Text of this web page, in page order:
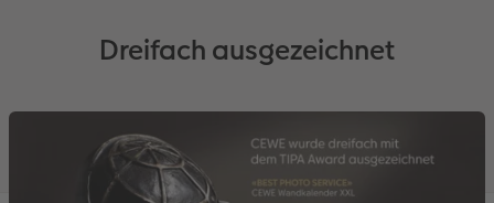
Dreifach ausgezeichnet